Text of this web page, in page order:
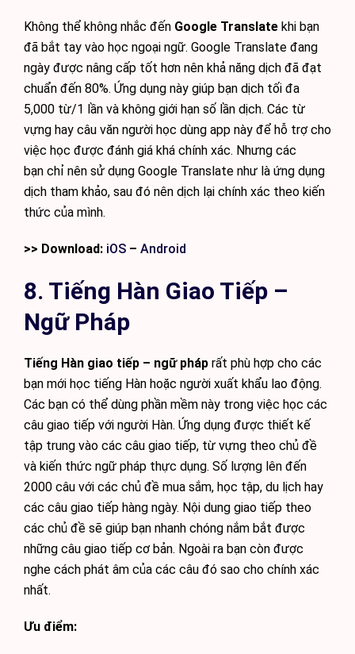
Không thể không nhắc đến Google Translate khi bạn
đã bắt tay vào học ngoại ngữ. Google Translate đang
ngày được nâng cấp tốt hơn nên khả năng dịch đã đạt
chuẩn đến 80%. Ứng dụng này giúp bạn dịch tối đa
5,000 từ/1 lần và không giới hạn số lần dịch. Các từ
vựng hay câu văn người học dùng app này để hỗ trợ cho
việc học được đánh giá khá chính xác. Nhưng các
bạn chỉ nên sử dụng Google Translate như là ứng dụng
dịch tham khảo, sau đó nên dịch lại chính xác theo kiến
thức của mình.
>> Download: iOS – Android
8. Tiếng Hàn Giao Tiếp –
Ngữ Pháp
Tiếng Hàn giao tiếp – ngữ pháp rất phù hợp cho các
bạn mới học tiếng Hàn hoặc người xuất khẩu lao động.
Các bạn có thể dùng phần mềm này trong việc học các
câu giao tiếp với người Hàn. Ứng dụng được thiết kế
tập trung vào các câu giao tiếp, từ vựng theo chủ đề
và kiến thức ngữ pháp thực dụng. Số lượng lên đến
2000 câu với các chủ đề mua sắm, học tập, du lịch hay
các câu giao tiếp hàng ngày. Nội dung giao tiếp theo
các chủ đề sẽ giúp bạn nhanh chóng nắm bắt được
những câu giao tiếp cơ bản. Ngoài ra bạn còn được
nghe cách phát âm của các câu đó sao cho chính xác
nhất.
Ưu điểm: